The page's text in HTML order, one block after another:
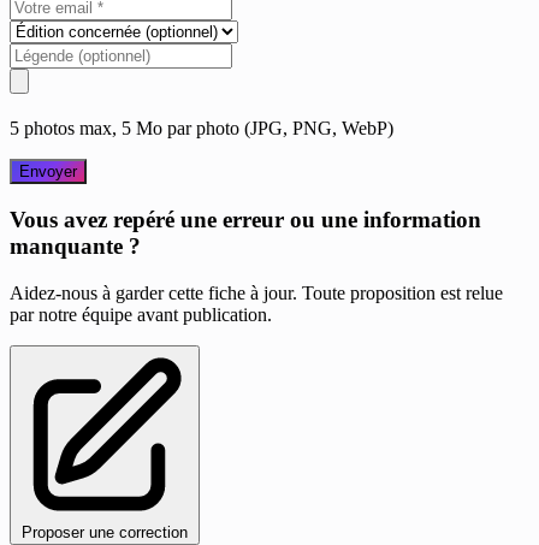
5 photos max, 5 Mo par photo (JPG, PNG, WebP)
Envoyer
Vous avez repéré une erreur ou une information
manquante ?
Aidez-nous à garder cette fiche à jour. Toute proposition est relue
par notre équipe avant publication.
Proposer une correction